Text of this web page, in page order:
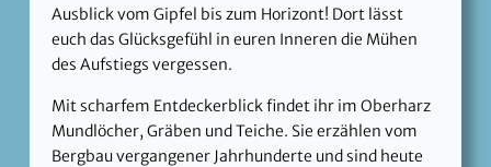
Ausblick vom Gipfel bis zum Horizont! Dort lässt
euch das Glücksgefühl in euren Inneren die Mühen
des Aufstiegs vergessen.
Mit scharfem Entdeckerblick findet ihr im Oberharz
Mundlöcher, Gräben und Teiche. Sie erzählen vom
Bergbau vergangener Jahrhunderte und sind heute